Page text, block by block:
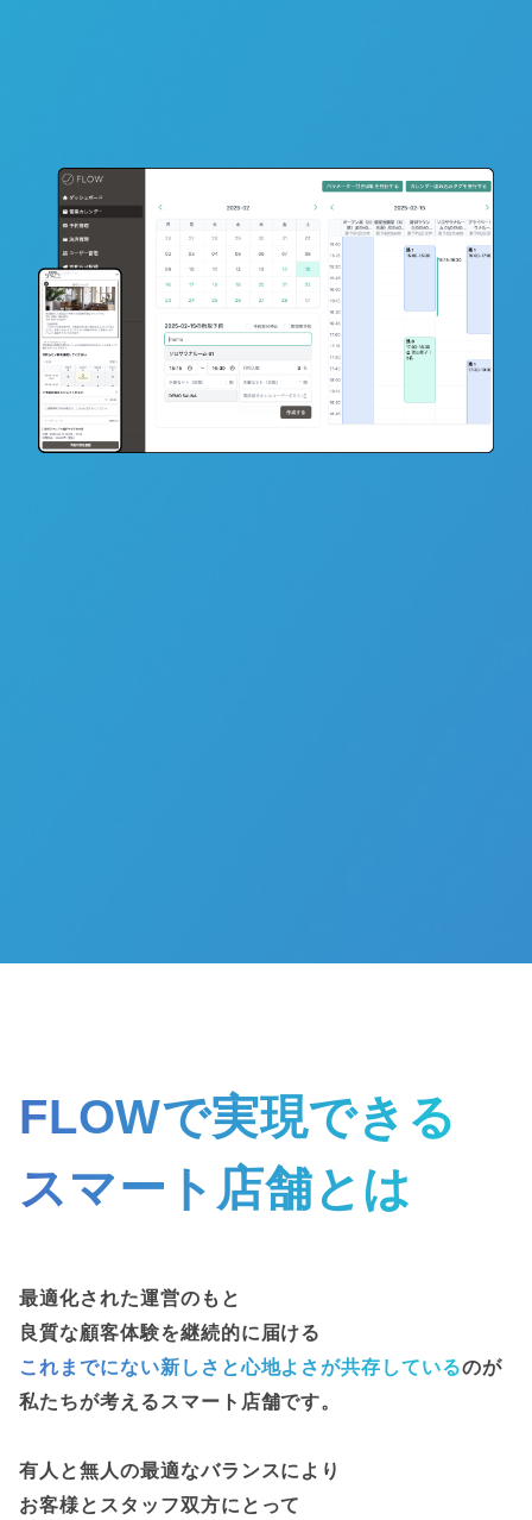
FLOWで実現できる
スマート店舗とは
最適化された運営のもと
良質な顧客体験を継続的に届ける
これまでにない新しさと心地よさが共存しているのが
私たちが考えるスマート店舗です。
有人と無人の最適なバランスにより
お客様とスタッフ双方にとって